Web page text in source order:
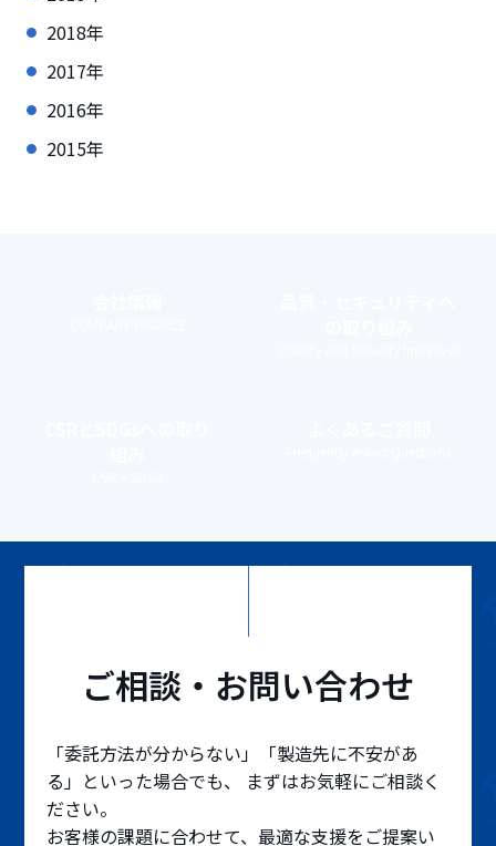
2018年
2017年
2016年
2015年
ご相談・お問い合わせ
「委託方法が分からない」「製造先に不安があ
る」といった場合でも、 まずはお気軽にご相談く
ださい。
お客様の課題に合わせて、最適な支援をご提案い